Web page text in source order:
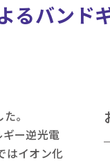
バンド
。
ー逆光電
はイオン化